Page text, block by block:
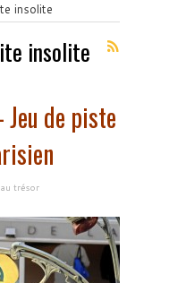
insolite
insolite
Jeu de piste
au trésor